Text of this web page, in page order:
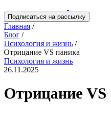
Подписаться на рассылку
Главная /
Блог /
Психология и жизнь /
Отрицание VS паника
Психология и жизнь
26.11.2025
Отрицание VS